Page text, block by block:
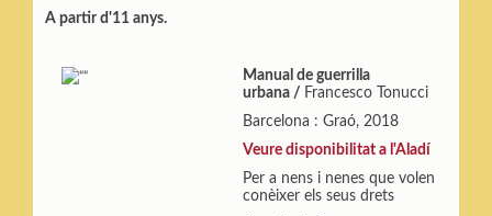
A partir d'11 anys.
Manual de guerrilla
urbana / Francesco Tonucci
Barcelona : Graó, 2018
Veure disponibilitat a l'Aladí
Per a nens i nenes que volen
conèixer els seus drets